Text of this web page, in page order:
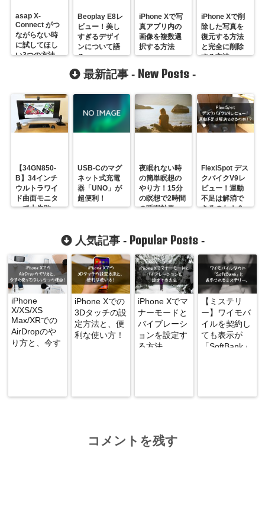
asap X-
Connect がつ
ながらない時
に試してほし
い3つの方法
Beoplay E8レ
ビュー！美し
すぎるデザイ
ンについて語
る
iPhone Xで写
真アプリ内の
画像を複数選
択する方法
iPhone Xで削
除した写真を
復元する方法
と完全に削除
する方法
最新記事 - New Posts -
【34GN850-
B】34インチ
ウルトラワイ
ド曲面モニタ
ーで大失敗
USB-Cのマグ
ネット式充電
器「UNO」が
超便利！
夜眠れない時
の簡単瞑想の
やり方！15分
の瞑想で2時間
の睡眠効果
FlexiSpot デス
クバイクV9レ
ビュー！運動
不足は解消で
きるのか！？
人気記事 - Popular Posts-
iPhone
X/XS/XS
Max/XRでの
AirDropのや
り方と、今す
iPhone Xでの
3Dタッチの設
定方法と、便
利な使い方！
iPhone Xでマ
ナーモードと
バイブレーシ
ョンを設定す
る方法
【ミステリ
ー】ワイモバ
イルを契約し
ても表示が
「SoftBank」
コメントを残す